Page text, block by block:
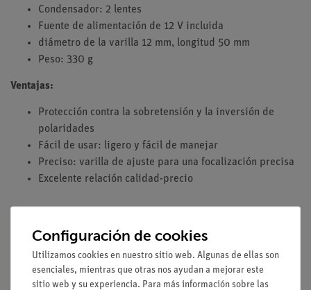
Condensador: 2 lentes
Fuente de alimentación de 12 V incluida
diámetro de la varilla 12 mm, longitud 50 mm
Peso: 330 g
Ventajas:
Protección contra la sobretensión y la inversión de
polaridades
Fácil de usar: ligero y fácil de manejar
Preciso: varilla de ajuste para una focalización precisa
Excelente relación calidad-precio
Experimentos
Medios / Descargas
Configuración de cookies
Utilizamos cookies en nuestro sitio web. Algunas de ellas son
esenciales, mientras que otras nos ayudan a mejorar este
sitio web y su experiencia. Para más información sobre las